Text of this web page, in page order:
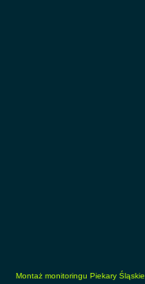
Montaż monitoringu Piekary Śląskie